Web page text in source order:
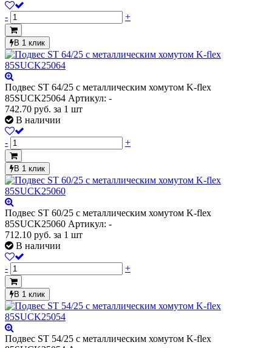
- +
В 1 клик
Подвес ST 64/25 с металлическим хомутом K-flex
85SUCK25064 Артикул: -
742.70 руб. за 1 шт
В наличии
- +
В 1 клик
Подвес ST 60/25 с металлическим хомутом K-flex
85SUCK25060 Артикул: -
712.10 руб. за 1 шт
В наличии
- +
В 1 клик
Подвес ST 54/25 с металлическим хомутом K-flex